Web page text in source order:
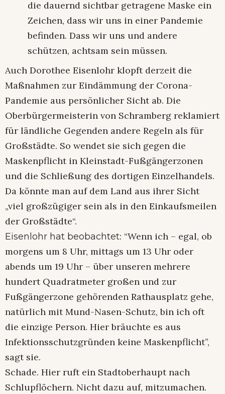
die dauernd sichtbar getragene Maske ein
Zeichen, dass wir uns in einer Pandemie
befinden. Dass wir uns und andere
schützen, achtsam sein müssen.
Auch Dorothee Eisenlohr klopft derzeit die
Maßnahmen zur Eindämmung der Corona-
Pandemie aus persönlicher Sicht ab. Die
Oberbürgermeisterin von Schramberg reklamiert
für ländliche Gegenden andere Regeln als für
Großstädte. So wendet sie sich gegen die
Maskenpflicht in Kleinstadt-Fußgängerzonen
und die Schließung des dortigen Einzelhandels.
Da könnte man auf dem Land aus ihrer Sicht
„viel großzügiger sein als in den Einkaufsmeilen
der Großstädte“.
Eisenlohr hat beobachtet: “Wenn ich – egal, ob
morgens um 8 Uhr, mittags um 13 Uhr oder
abends um 19 Uhr – über unseren mehrere
hundert Quadratmeter großen und zur
Fußgängerzone gehörenden Rathausplatz gehe,
natürlich mit Mund-Nasen-Schutz, bin ich oft
die einzige Person. Hier bräuchte es aus
Infektionsschutzgründen keine Maskenpflicht”,
sagt sie.
Schade. Hier ruft ein Stadtoberhaupt nach
Schlupflöchern. Nicht dazu auf, mitzumachen.